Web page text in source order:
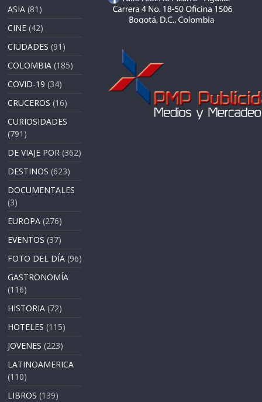
ASIA (81)
CINE (42)
CIUDADES (91)
COLOMBIA (185)
COVID-19 (34)
CRUCEROS (16)
CURIOSIDADES
(791)
DE VIAJE POR (362)
DESTINOS (623)
DOCUMENTALES
(3)
EUROPA (276)
EVENTOS (37)
FOTO DEL DÍA (96)
GASTRONOMÍA
(116)
HISTORIA (72)
HOTELES (115)
JOVENES (223)
LATINOAMERICA
(110)
LIBROS (139)